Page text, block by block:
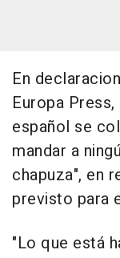
En
Europa
español se
mandar a
chapuza", en
previsto para
"Lo que está